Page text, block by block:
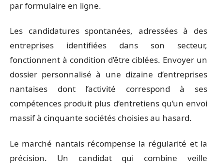
par formulaire en ligne.
Les candidatures spontanées, adressées à des
entreprises identifiées dans son secteur,
fonctionnent à condition d’être ciblées. Envoyer un
dossier personnalisé à une dizaine d’entreprises
nantaises dont l’activité correspond à ses
compétences produit plus d’entretiens qu’un envoi
massif à cinquante sociétés choisies au hasard.
Le marché nantais récompense la régularité et la
précision. Un candidat qui combine veille